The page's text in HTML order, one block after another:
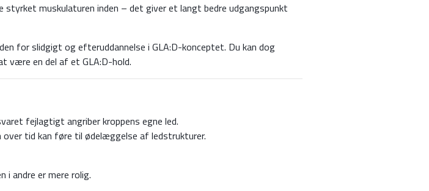
muskulaturen inden – det giver et langt bedre udgangspunkt
for slidgigt og efteruddannelse i GLA:D-konceptet. Du kan dog
være en del af et GLA:D-hold.
fejlagtigt angriber kroppens egne led.
tid kan føre til ødelæggelse af ledstrukturer.
i andre er mere rolig.